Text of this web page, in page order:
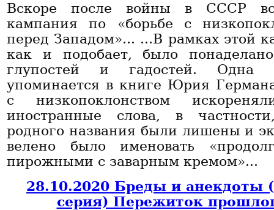
Вскоре после войны в СССР
кампания по «борьбе с
перед Западом»... ...В рамках этой
как и подобает, было
глупостей и гадостей.
упоминается в книге Юрия
с низкопоклонством
иностранные слова, в
родного названия были лишены и
велено было именовать
пирожными с заварным кремом»...
28.10.2020 Бреды и анекдоты
серия) Пережиток